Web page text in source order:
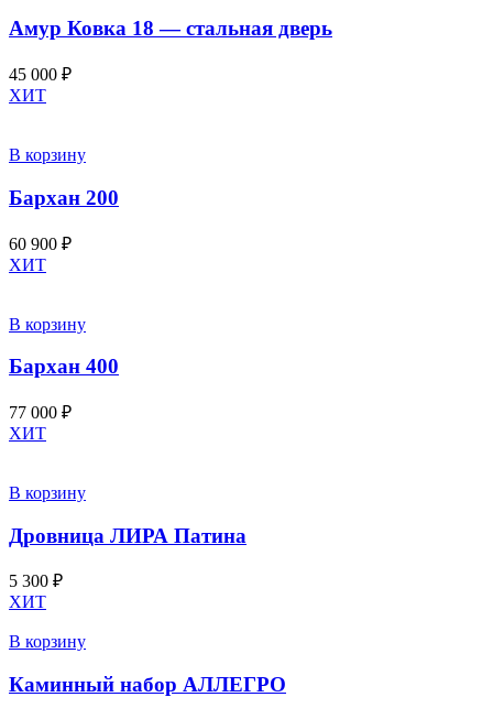
Амур Ковка 18 — стальная дверь
45 000 ₽
ХИТ
В корзину
Бархан 200
60 900 ₽
ХИТ
В корзину
Бархан 400
77 000 ₽
ХИТ
В корзину
Дровница ЛИРА Патина
5 300 ₽
ХИТ
В корзину
Каминный набор АЛЛЕГРО